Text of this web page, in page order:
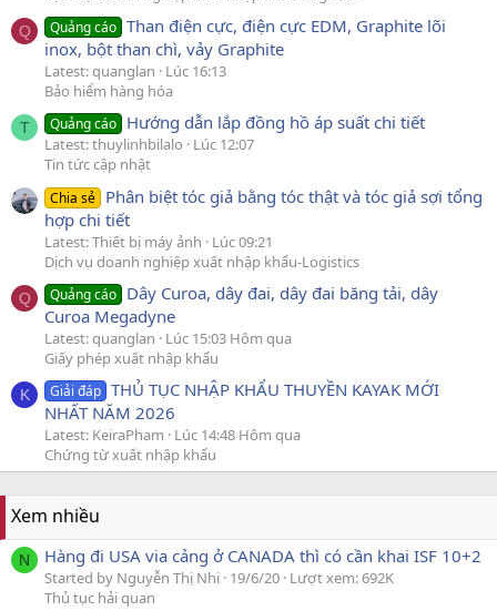
Q Quảng cáo Than điện cực, điện cực EDM, Graphite lõi
inox, bột than chì, vảy Graphite
Latest: quanglan
Lúc 16:13
Bảo hiểm hàng hóa
T Quảng cáo Hướng dẫn lắp đồng hồ áp suất chi tiết
Latest: thuylinhbilalo
Lúc 12:07
Tin tức cập nhật
Chia sẻ Phân biệt tóc giả bằng tóc thật và tóc giả sợi tổng
hợp chi tiết
Latest: Thiết bị máy ảnh
Lúc 09:21
Dịch vụ doanh nghiệp xuất nhập khẩu-Logistics
Q Quảng cáo Dây Curoa, dây đai, dây đai băng tải, dây
Curoa Megadyne
Latest: quanglan
Lúc 15:03 Hôm qua
Giấy phép xuất nhập khẩu
K Giải đáp THỦ TỤC NHẬP KHẨU THUYỀN KAYAK MỚI
NHẤT NĂM 2026
Latest: KeiraPham
Lúc 14:48 Hôm qua
Chứng từ xuất nhập khẩu
Xem nhiều
N Hàng đi USA via cảng ở CANADA thì có cần khai ISF 10+2
Started by Nguyễn Thị Nhi 19/6/20 Lượt xem: 692K
Thủ tục hải quan